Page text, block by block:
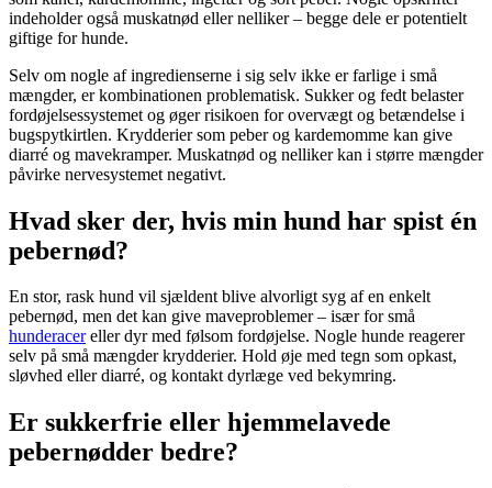
indeholder også muskatnød eller nelliker – begge dele er potentielt
giftige for hunde.
Selv om nogle af ingredienserne i sig selv ikke er farlige i små
mængder, er kombinationen problematisk. Sukker og fedt belaster
fordøjelsessystemet og øger risikoen for overvægt og betændelse i
bugspytkirtlen. Krydderier som peber og kardemomme kan give
diarré og mavekramper. Muskatnød og nelliker kan i større mængder
påvirke nervesystemet negativt.
Hvad sker der, hvis min hund har spist én
pebernød?
En stor, rask hund vil sjældent blive alvorligt syg af en enkelt
pebernød, men det kan give maveproblemer – især for små
hunderacereller dyr med følsom fordøjelse. Nogle hunde reagerer
selv på små mængder krydderier. Hold øje med tegn som opkast,
sløvhed eller diarré, og kontakt dyrlæge ved bekymring.
Er sukkerfrie eller hjemmelavede
pebernødder bedre?